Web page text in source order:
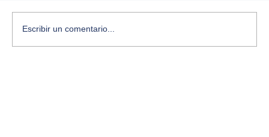
Escribir un comentario...